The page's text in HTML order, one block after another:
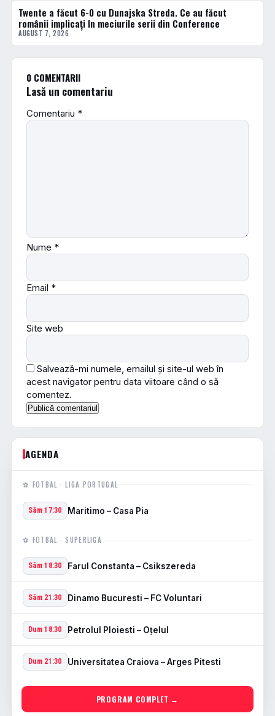
FOTBAL EXTERN
Twente a făcut 6-0 cu Dunajska Streda. Ce au făcut
românii implicați în meciurile serii din Conference
AUGUST 7, 2026
0 COMENTARII
Lasă un comentariu
Comentariu *
Nume *
Email *
Site web
Salvează-mi numele, emailul și site-ul web în
acest navigator pentru data viitoare când o să
comentez.
AGENDA
⚽ FOTBAL · LIGA PORTUGAL
Sâm 17:30 Maritimo – Casa Pia
⚽ FOTBAL · SUPERLIGA
Sâm 18:30 Farul Constanta – Csikszereda
Sâm 21:30 Dinamo Bucuresti – FC Voluntari
Dum 18:30 Petrolul Ploiesti – Oţelul
Dum 21:30 Universitatea Craiova – Arges Pitesti
PROGRAM COMPLET →